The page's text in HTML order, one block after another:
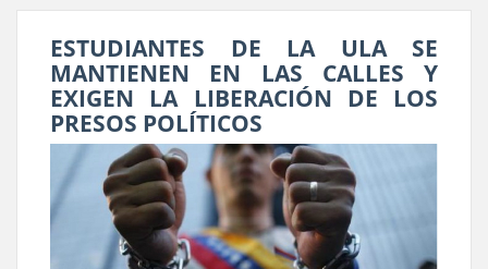
ESTUDIANTES DE LA ULA SE
MANTIENEN EN LAS CALLES Y
EXIGEN LA LIBERACIÓN DE LOS
PRESOS POLÍTICOS